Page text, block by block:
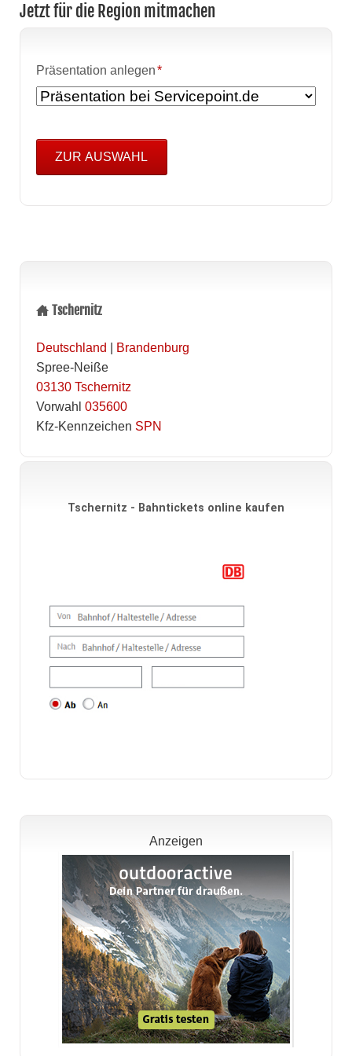
Jetzt für die Region mitmachen
Pflichtfeld
Präsentation anlegen*
ZUR AUSWAHL
Tschernitz
Deutschland | Brandenburg
Spree-Neiße
03130 Tschernitz
Vorwahl 035600
Kfz-Kennzeichen SPN
Tschernitz - Bahntickets online kaufen
Anzeigen